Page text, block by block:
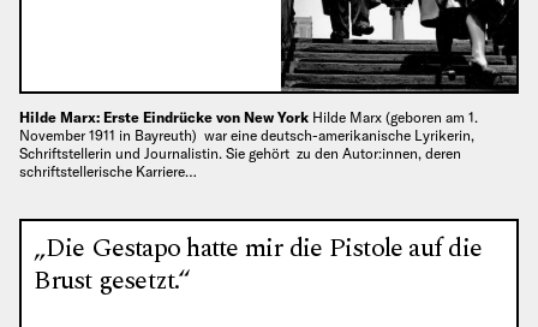
Hilde Marx: Erste Eindrücke von New York Hilde Marx (geboren am 1.
November 1911 in Bayreuth) war eine deutsch-amerikanische Lyrikerin,
Schriftstellerin und Journalistin. Sie gehört zu den Autor:innen, deren
schriftstellerische Karriere…
„Die Gestapo hatte mir die Pistole auf die
Brust gesetzt.“